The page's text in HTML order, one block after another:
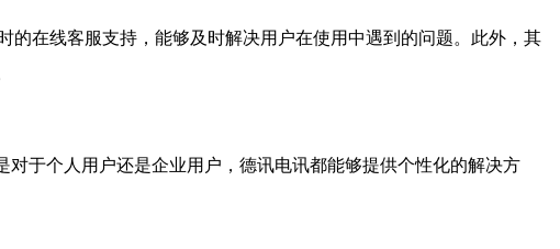
在线客服支持，能够及时解决用户在使用中遇到的问题。此外，其
于个人用户还是企业用户，德讯电讯都能够提供个性化的解决方